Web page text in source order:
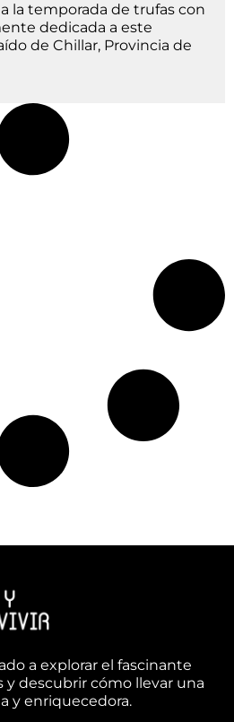
la temporada de trufas con
dedicada a este
de Chillar, Provincia de
a explorar el fascinante
y descubrir cómo llevar una
y enriquecedora.